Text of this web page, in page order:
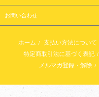
お問い合わせ
ホーム / 支払い方法について
特定商取引法に基づく表記 /
メルマガ登録・解除 /